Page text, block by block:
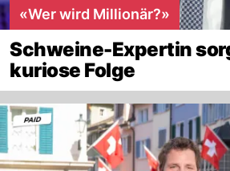
«Wer wird Millionär?»
Schweine-Expertin
kuriose Folge